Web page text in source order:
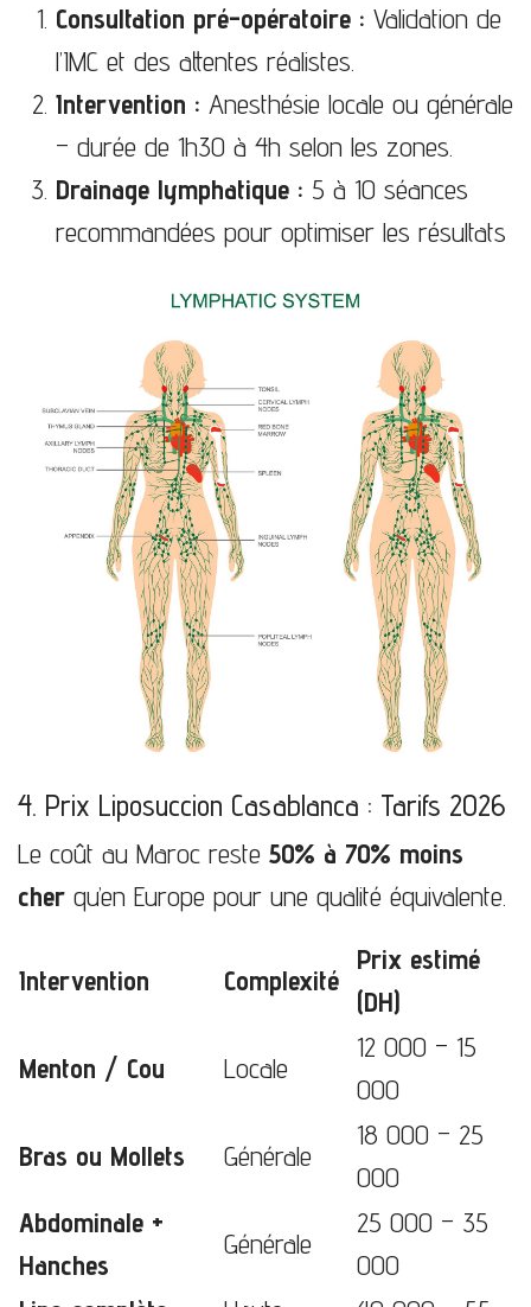
Consultation pré-opératoire : Validation de
l’IMC et des attentes réalistes.
Intervention : Anesthésie locale ou générale
– durée de 1h30 à 4h selon les zones.
Drainage lymphatique : 5 à 10 séances
recommandées pour optimiser les résultats
4. Prix Liposuccion Casablanca : Tarifs 2026
Le coût au Maroc reste 50% à 70% moins
cher qu’en Europe pour une qualité équivalente.
Intervention Complexité
Prix estimé
(DH)
Menton / Cou
Locale
12 000 – 15
000
Bras ou Mollets
Générale
18 000 – 25
000
Abdominale +
Hanches
Générale
25 000 – 35
000